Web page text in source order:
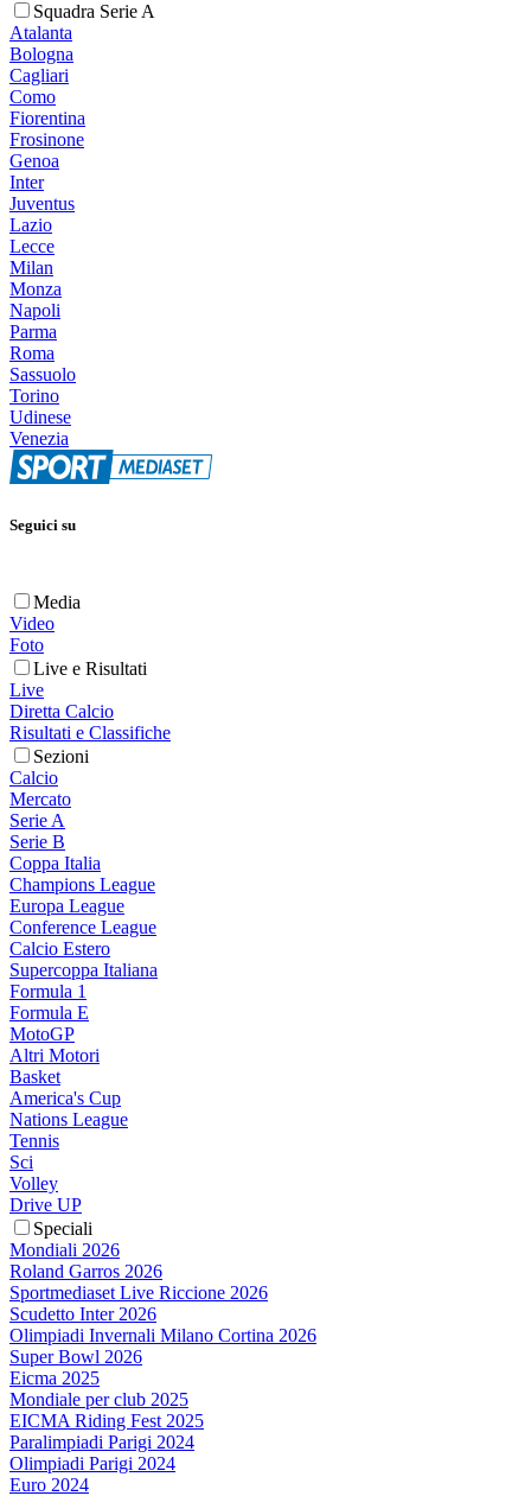
Squadra Serie A
Atalanta
Bologna
Cagliari
Como
Fiorentina
Frosinone
Genoa
Inter
Juventus
Lazio
Lecce
Milan
Monza
Napoli
Parma
Roma
Sassuolo
Torino
Udinese
Venezia
Seguici su
Media
Video
Foto
Live e Risultati
Live
Diretta Calcio
Risultati e Classifiche
Sezioni
Calcio
Mercato
Serie A
Serie B
Coppa Italia
Champions League
Europa League
Conference League
Calcio Estero
Supercoppa Italiana
Formula 1
Formula E
MotoGP
Altri Motori
Basket
America's Cup
Nations League
Tennis
Sci
Volley
Drive UP
Speciali
Mondiali 2026
Roland Garros 2026
Sportmediaset Live Riccione 2026
Scudetto Inter 2026
Olimpiadi Invernali Milano Cortina 2026
Super Bowl 2026
Eicma 2025
Mondiale per club 2025
EICMA Riding Fest 2025
Paralimpiadi Parigi 2024
Olimpiadi Parigi 2024
Euro 2024